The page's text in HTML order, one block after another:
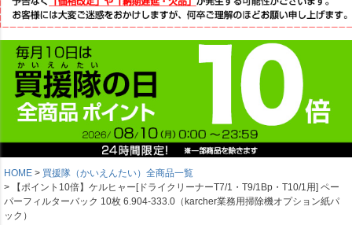
HOME
買援隊（かいえんたい）全商品一覧
【ポイント10倍】ケルヒャー[ドライクリーナーT7/1・T9/1Bp・T10/1用] ペー
パーフィルターバック 10枚 6.904-333.0（karcher業務用掃除機オプション紙パ
ック）